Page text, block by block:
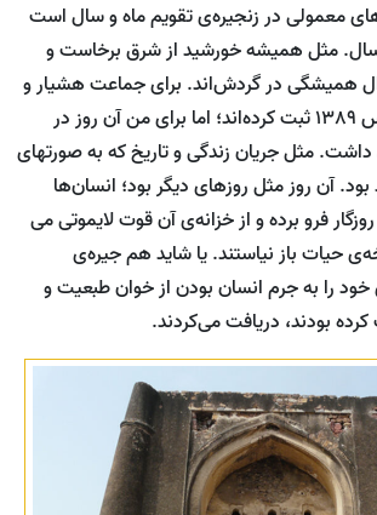
معمولی در زنجیره‌ی تقویم ماه و سال است
سال. مثل همیشه خورشید از شرق برخاست و
همیشگی در گردش‌اند. برای جماعت هشیار و
آگاه آن روز را 28 قوس 1389 ثبت کرده‌اند؛ اما برای من آن روز در
داشت. مثل جریان زندگی و تاریخ که به صورت­های
آن روز مثل روزهای دیگر بود؛ انسان‌ها
فرو برده و از خزانه‌ی آن قوت لایموتی می
حیات باز نیاستند. یا شاید هم جیره‌ی
را به جرم انسان بودن از خوان طبعیت و
بودند، دریافت می‌کردند.